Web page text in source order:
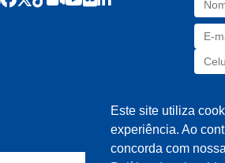
Este site utiliza
experiência. Ao
concorda com